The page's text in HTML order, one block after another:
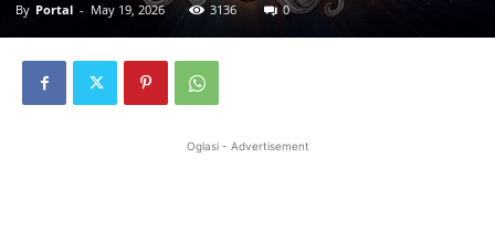
By Portal - May 19, 2026 3136 0
Oglasi - Advertisement